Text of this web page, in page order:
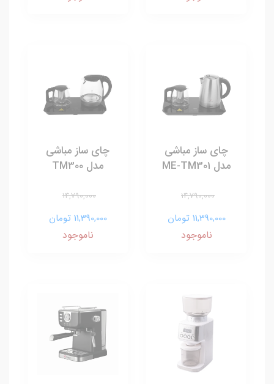
چای ساز مباشی
مدل ME-TM301
14,790,000
11,390,000 تومان
ناموجود
چای ساز مباشی
مدل TM300
14,790,000
11,390,000 تومان
ناموجود